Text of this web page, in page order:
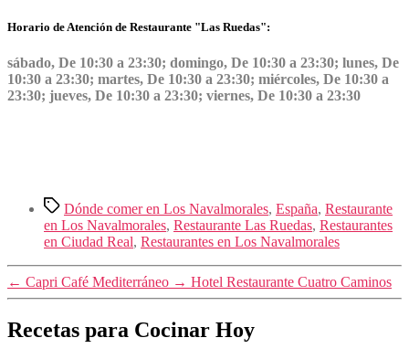
Horario de Atención de Restaurante "Las Ruedas":
sábado, De 10:30 a 23:30; domingo, De 10:30 a 23:30; lunes, De
10:30 a 23:30; martes, De 10:30 a 23:30; miércoles, De 10:30 a
23:30; jueves, De 10:30 a 23:30; viernes, De 10:30 a 23:30
Etiquetas
Dónde comer en Los Navalmorales, España, Restaurante
en Los Navalmorales, Restaurante Las Ruedas, Restaurantes
en Ciudad Real, Restaurantes en Los Navalmorales
← Capri Café Mediterráneo → Hotel Restaurante Cuatro Caminos
Recetas para Cocinar Hoy